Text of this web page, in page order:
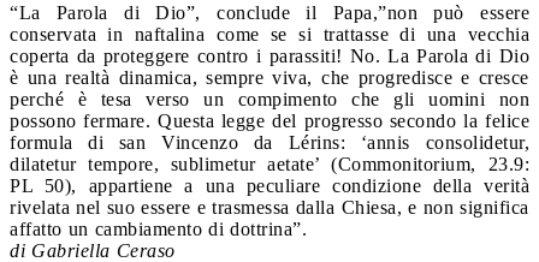
“La Parola di Dio”, conclude il Papa,”non può essere
conservata in naftalina come se si trattasse di una vecchia
coperta da proteggere contro i parassiti! No. La Parola di Dio
è una realtà dinamica, sempre viva, che progredisce e cresce
perché è tesa verso un compimento che gli uomini non
possono fermare. Questa legge del progresso secondo la felice
formula di san Vincenzo da Lérins: ‘annis consolidetur,
dilatetur tempore, sublimetur aetate’ (Commonitorium, 23.9:
PL 50), appartiene a una peculiare condizione della verità
rivelata nel suo essere e trasmessa dalla Chiesa, e non significa
affatto un cambiamento di dottrina”.
di Gabriella Ceraso